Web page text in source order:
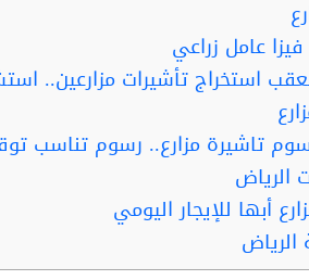
عامل زراعي
استخراج تأشيرات مزارعين..
تاشيرة مزارع.. رسوم تناسب
الرياض
أبها للإيجار اليومي
الرياض